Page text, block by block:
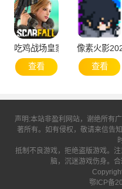
吃鸡战场皇家大战
查看
像素火影
查看
声明:本站非盈利网站，谢绝所有
著所有。如有侵权，敬请来信告
抵制不良游戏，拒绝盗版游戏。
脑，沉迷游戏伤身。
鄂ICP备